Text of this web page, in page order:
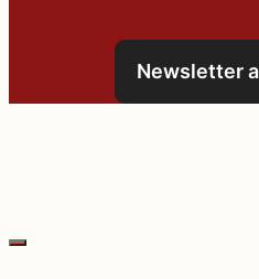
Newsletter
Schließen